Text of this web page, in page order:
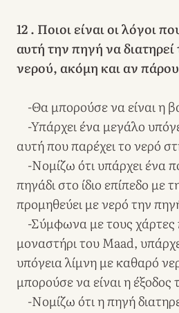
12 . Ποιοι είναι οι λόγοι
αυτή την πηγή να διατηρεί
νερού, ακόμη και αν
-Θα μπορούσε να είναι η
-Υπάρχει ένα μεγάλο
αυτή που παρέχει το νερό
-Νομίζω ότι υπάρχει ένα
πηγάδι στο ίδιο επίπεδο με
προμηθεύει με νερό την
-Σύμφωνα με τους χάρτες
μοναστήρι του Maad,
υπόγεια λίμνη με καθαρό
μπορούσε να είναι η έξοδος
-Νομίζω ότι η πηγή